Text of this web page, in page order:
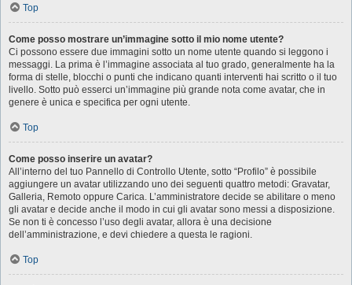
Top
Come posso mostrare un’immagine sotto il mio nome utente?
Ci possono essere due immagini sotto un nome utente quando si leggono i
messaggi. La prima è l’immagine associata al tuo grado, generalmente ha la
forma di stelle, blocchi o punti che indicano quanti interventi hai scritto o il tuo
livello. Sotto può esserci un’immagine più grande nota come avatar, che in
genere è unica e specifica per ogni utente.
Top
Come posso inserire un avatar?
All’interno del tuo Pannello di Controllo Utente, sotto “Profilo” è possibile
aggiungere un avatar utilizzando uno dei seguenti quattro metodi: Gravatar,
Galleria, Remoto oppure Carica. L’amministratore decide se abilitare o meno
gli avatar e decide anche il modo in cui gli avatar sono messi a disposizione.
Se non ti è concesso l’uso degli avatar, allora è una decisione
dell’amministrazione, e devi chiedere a questa le ragioni.
Top